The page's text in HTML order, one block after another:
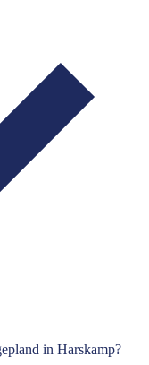
in Harskamp?